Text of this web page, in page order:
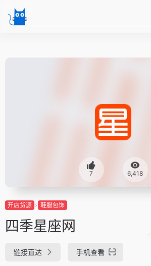
7 6,418
开店货源 鞋服包饰
四季星座网
链接直达 手机查看